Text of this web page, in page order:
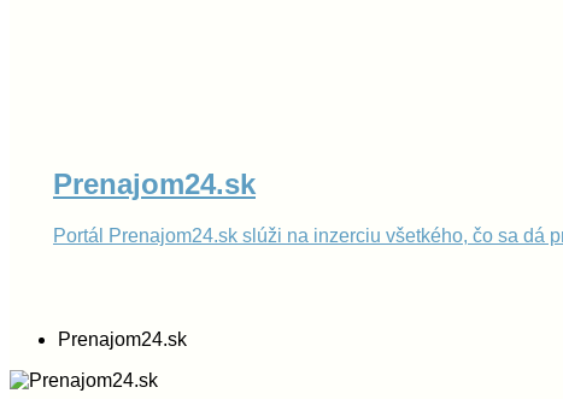
Prenajom24.sk
Portál Prenajom24.sk slúži na inzerciu všetkého, čo sa
Prenajom24.sk